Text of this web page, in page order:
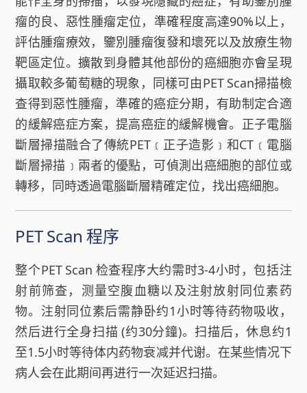
瘤的良、惡性腫瘤定位，準確程度高達90%以上，
評估腫瘤療效，鑒別腫瘤復發和壞死以及放療生物
靶區定位。擴散到身體其他部份的癌細胞亦會呈現
攝取較多葡萄糖的現象，同樣可由PET Scan掃描檢
查得到惡性腫瘤，準確的癌症分期，有助制定合適
的緩解癌症方案，提高癌症的緩解機會。正子電腦
斷層掃描融合了傳統PET﹝正子造影﹞和CT﹝ 電腦
斷層掃描 ﹞兩者的優點，可偵測出癌細胞的部位或
轉移，同時透過電腦斷層精確定位，找出癌細胞。
PET Scan 程序
整个PET Scan 检查程序大约需时3-4小时，包括注
射前筛查，测量空腹血糖以及注射放射同位素药
物。注射同位素后需静卧约1小时等待药物吸收，
然后进行全身扫描 (约30分鐘)。扫描后，休息约1
至1.5小时等待体内药物衰减并代谢。在某些情况下
病人会在此期间再进行一次延迟扫描。